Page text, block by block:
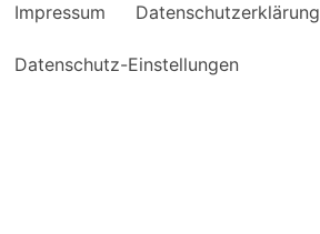
Impressum Datenschutzerklärung
Datenschutz-Einstellungen